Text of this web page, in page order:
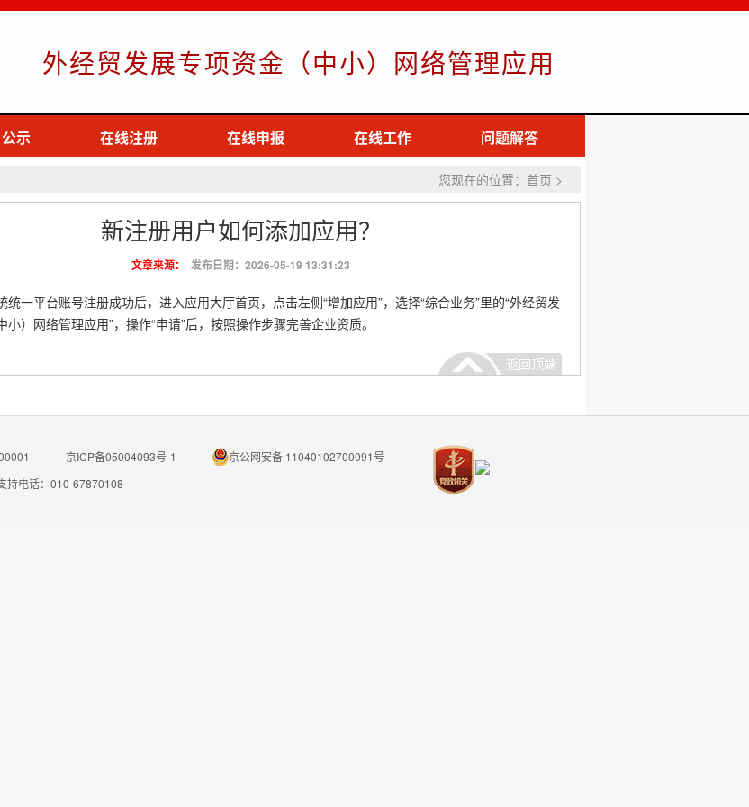
外经贸发展专项资金（中小）网络管理应用
示 在线注册 在线申报 在线工作 问题解答
您现在的位置：首页 >
新注册用户如何添加应用？
文章来源： 发布日期：2026-05-19 13:31:23
统一平台账号注册成功后，进入应用大厅首页，点击左侧“增加应用”，选择“综合业务”里的“外经贸发
小）网络管理应用”，操作“申请”后，按照操作步骤完善企业资质。
返回顶部
京ICP备05004093号-1
京公网安备 11040102700091号
持电话：010-67870108